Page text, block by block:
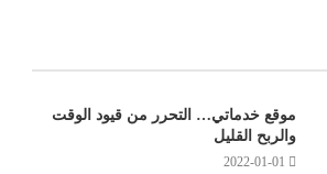
موقع خدماتي… التحرر من قيود الوقت
والربح القليل
2022-01-01